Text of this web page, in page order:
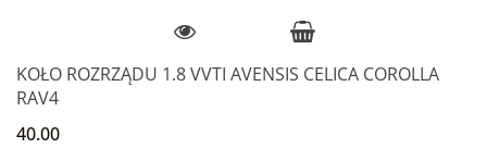
KOŁO ROZRZĄDU 1.8 VVTI AVENSIS CELICA COROLLA
RAV4
40.00